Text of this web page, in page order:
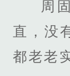
周
直，没
都老老